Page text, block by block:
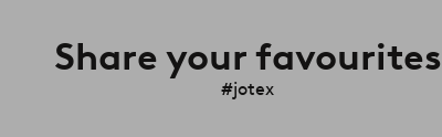
Share your favourites
#jotex